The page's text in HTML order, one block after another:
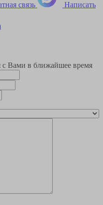
связь Написать
с Вами в ближайшее время